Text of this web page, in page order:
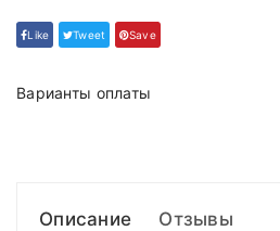
Like Tweet Save
Варианты оплаты
Описание Отзывы